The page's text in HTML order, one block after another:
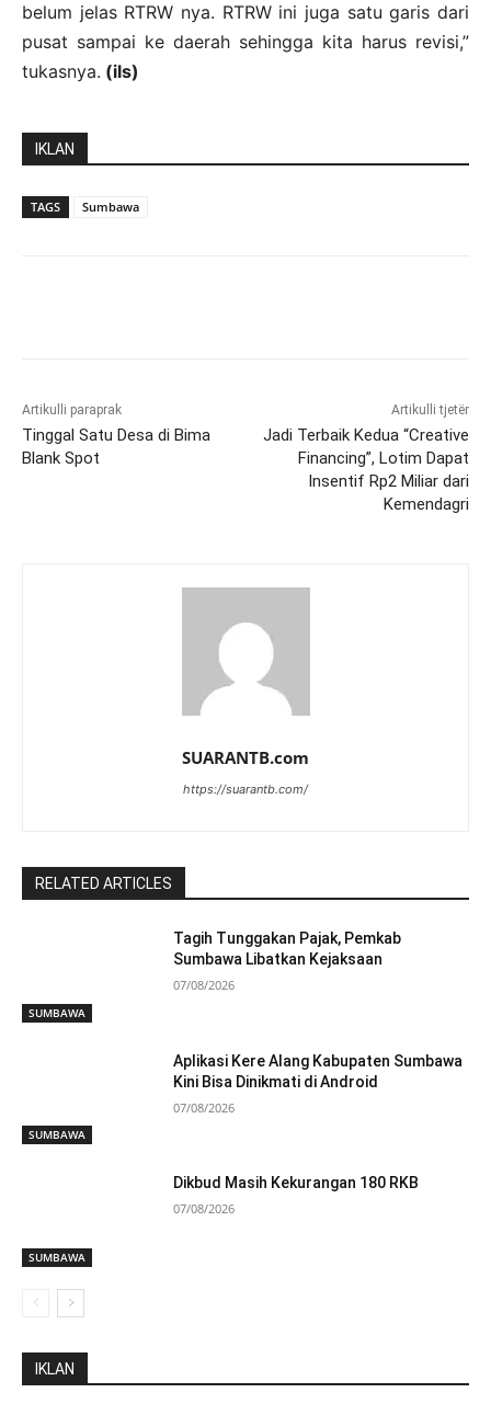
belum jelas RTRW nya. RTRW ini juga satu garis dari
pusat sampai ke daerah sehingga kita harus revisi,”
tukasnya. (ils)
IKLAN
TAGS Sumbawa
Artikulli paraprak
Tinggal Satu Desa di Bima
Blank Spot
Artikulli tjetër
Jadi Terbaik Kedua “Creative
Financing”, Lotim Dapat
Insentif Rp2 Miliar dari
Kemendagri
SUARANTB.com
https://suarantb.com/
RELATED ARTICLES
SUMBAWA
Tagih Tunggakan Pajak, Pemkab
Sumbawa Libatkan Kejaksaan
07/08/2026
SUMBAWA
Aplikasi Kere Alang Kabupaten Sumbawa
Kini Bisa Dinikmati di Android
07/08/2026
SUMBAWA
Dikbud Masih Kekurangan 180 RKB
07/08/2026
IKLAN